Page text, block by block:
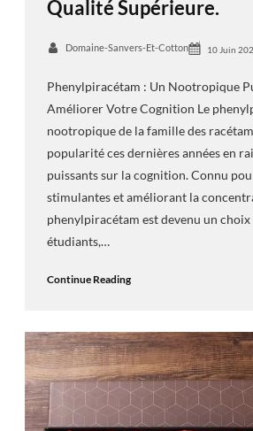
Qualité Supérieure.
Domaine-Sanvers-Et-Cotton 10 Juin
Phenylpiracétam : Un Nootropique
Améliorer Votre Cognition Le
nootropique de la famille des
popularité ces dernières années en
puissants sur la cognition. Connu
stimulantes et améliorant la
phenylpiracétam est devenu un
étudiants,…
Continue Reading